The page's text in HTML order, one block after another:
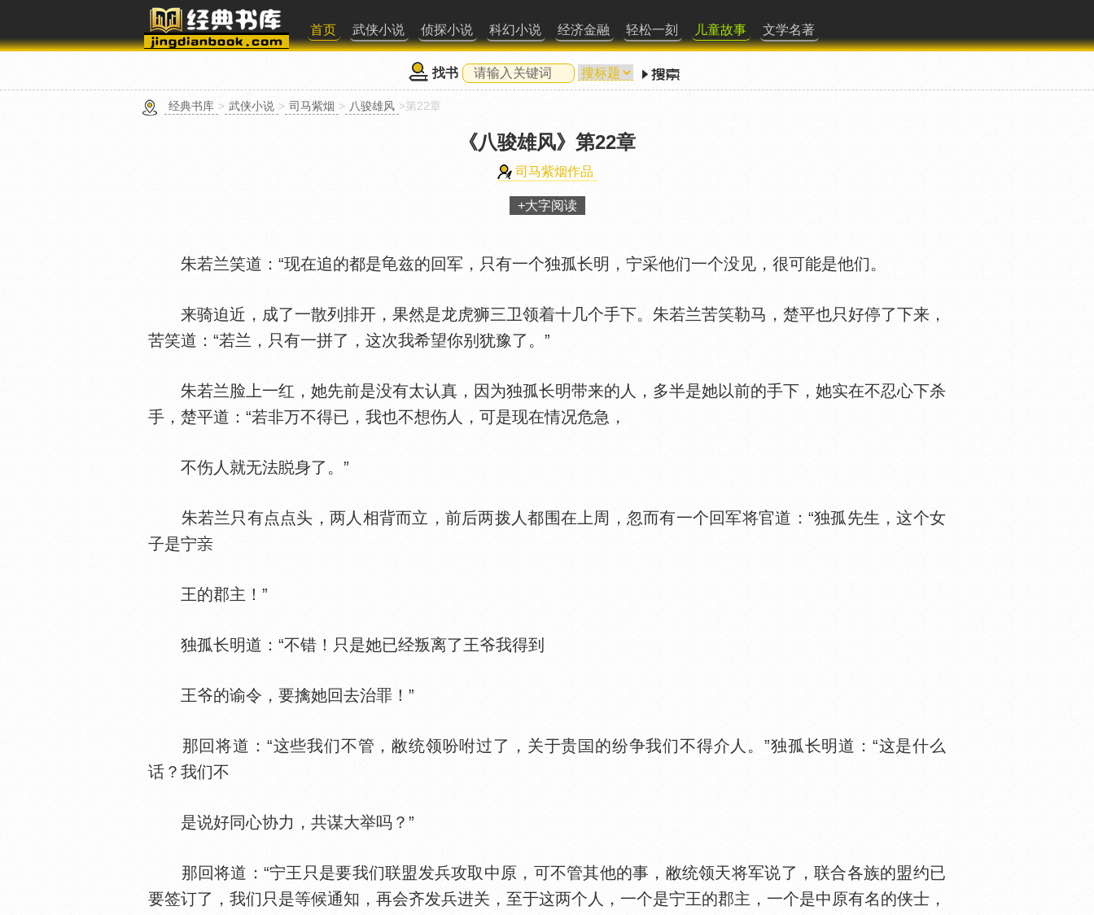
首页 武侠小说 侦探小说 科幻小说 经济金融 轻松一刻 儿童故事 文学名著
找书
经典书库 > 武侠小说 > 司马紫烟 > 八骏雄风 >第22章
《八骏雄风》 第22章
司马紫烟作品
+大字阅读
朱若兰笑道：“现在追的都是 兹的回军，只有一个独孤长明，宁采他们一个没见，很可能是他们。
来骑迫近，成了一散列排开，果然是龙虎狮三卫领着十几个手下。朱若兰苦笑勒马，楚平也只好停了下来，
苦笑道：“若兰，只有一拼了，这次我希望你别犹豫了。”
朱若兰脸上一红，她先前是没有太认真，因为独孤长明带来的人，多半是她以前的手下，她实在不忍心下杀
手，楚平道：“若非万不得已，我也不想伤人，可是现在情况危急，
不伤人就无法 身了。”
朱若兰只有点点头，两人相背而立，前后两拨人都围在上周，忽而有一个回军将官道：“独孤先生，这个女
子是宁
王的郡主！”
独孤长明道：“不错！只是她已经叛离了王爷我得到
王爷的谕令，要擒她回去治罪！”
那回将道：“这些我们不管，敝统领吩咐过了，关于贵
的纷争我们不得介人。”独孤长明道：“这是什么
话？我们不
是说好同心协力，共谋大举吗？”
那回将道：“宁王只是要我们联盟发兵攻取中原，可不管其他的事，敝统领天将军说了，联合各族的盟约已
要签订了，我们只是等候通知，再会齐发兵进关，至于这两个人，一个是宁王的郡主，一个是中原有名的侠士，